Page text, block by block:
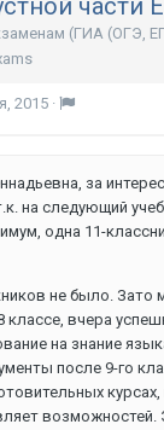
части
(ГИА (ОГЭ,
2015 ·
за
на следующий
одна 11-
не было. Зато
классе, вчера
на знание
после 9-го
курсах,
возможностей.